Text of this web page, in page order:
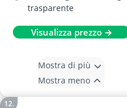
trasparente
Visualizza prezzo →
Mostra di più
Mostra meno